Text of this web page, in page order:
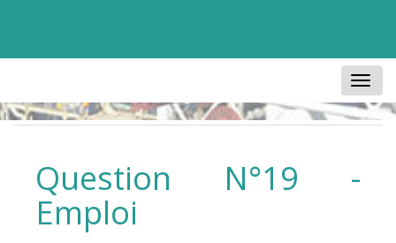
Toggle
Question N°19 -
Emploi